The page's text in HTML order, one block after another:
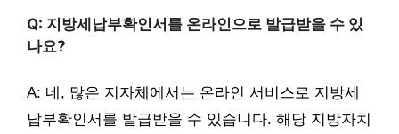
Q: 지방세납부확인서를 온라인으로 발급받을 수 있
나요?
A: 네, 많은 지자체에서는 온라인 서비스로 지방세
납부확인서를 발급받을 수 있습니다. 해당 지방자치